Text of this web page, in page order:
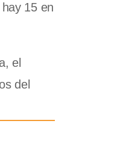
15 en
el
del